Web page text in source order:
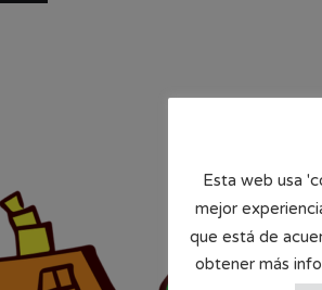
Esta web usa
mejor
que está de
obtener más